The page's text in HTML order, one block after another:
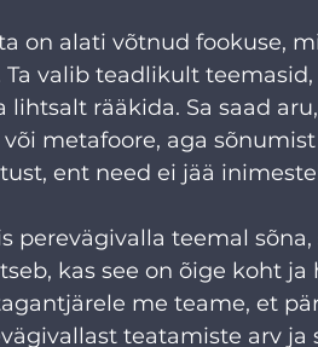
on alati võtnud fookuse,
valib teadlikult
rääkida. Sa saad
metafoore, aga
ent need ei jää
perevägivalla teemal
kas see on õige koht
me teame, et
teatamiste arv ja